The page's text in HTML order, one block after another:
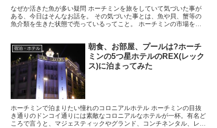
なぜか活きた魚が多い疑問 ホーチミンを旅をしていて気づいた事が
ある、今日はそんなお話を。 その気づいた事とは、魚や貝、蟹等の
魚介類を生きた状態で売っているってこと。 ホーチミンの市場をブ
宿泊・ホテル
朝食、お部屋、プールは?ホーチ
ミンの5つ星ホテルのREX(レック
ス)に泊まってみた
ホーチミンで泊まりたい憧れのコロニアルホテル ホーチミンの目抜
き通りのドンコイ通りには素敵なコロニアルなホテルが一杯。有名ど
ころで言うと、マジェスティックやグランド、コンチネンタル、レッ